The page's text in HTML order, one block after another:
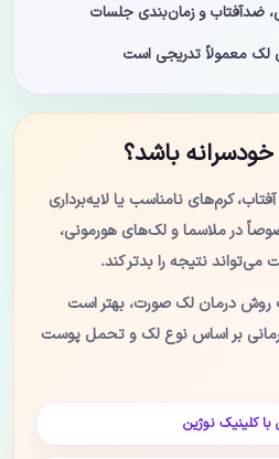
ضدآفتاب و زمان‌بندی جلسات
لک معمولاً تدریجی است
باشد؟
کرم‌های نامناسب یا لایه‌برداری
در ملاسما و لک‌های هورمونی،
نتیجه را بدتر کند.
روش درمان لک صورت، بهتر است
بر اساس نوع لک و تحمل پوست
با کلینیک نوژین